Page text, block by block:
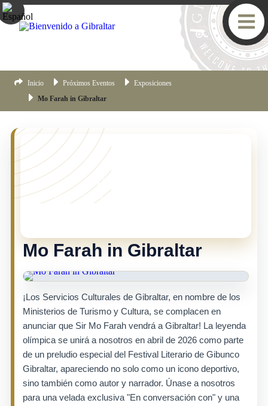
Inicio Próximos Eventos
Exposiciones
Mo Farah in Gibraltar
¡TE LO PERDISTE!
Este evento ya no esta vigente, pero hay muchas mas
Mo Farah in Gibraltar
¡Los Servicios Culturales de Gibraltar, en nombre de los
Ministerios de Turismo y Cultura, se complacen en
anunciar que Sir Mo Farah vendrá a Gibraltar! La leyenda
olímpica se unirá a nosotros en abril de 2026 como parte
de un preludio especial del Festival Literario de Gibunco
Gibraltar, apareciendo no solo como un icono deportivo,
sino también como autor y narrador. Únase a nosotros
para una velada exclusiva "En conversación con" y una